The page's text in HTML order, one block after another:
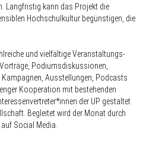
Langfristig kann das Projekt die
Hochschulkultur begünstigen, die
und vielfältige Veranstaltungs-
Podiumsdiskussionen,
Ausstellungen, Podcasts
Kooperation mit bestehenden
der UP gestaltet
Begleitet wird der Monat durch
Social Media.